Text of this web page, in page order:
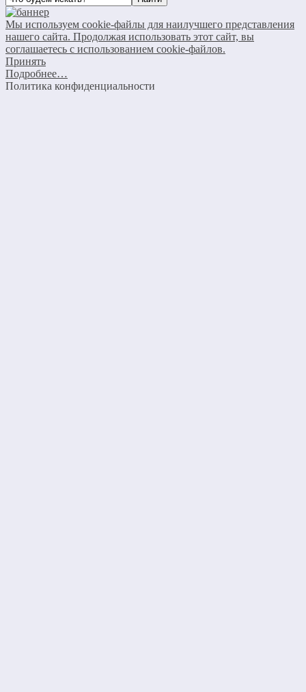
Мы используем cookie-файлы для наилучшего представления
нашего сайта. Продолжая использовать этот сайт, вы
соглашаетесь с использованием cookie-файлов.
Принять
Подробнее…
Политика конфиденциальности